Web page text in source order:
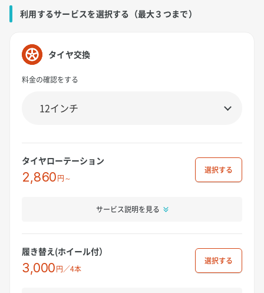
利用するサービスを選択する（最大３つまで）
タイヤ交換
料金の確認をする
タイヤローテーション
2,860円～
選択
サービス説明を見る
履き替え(ホイール付）
3,000円／4本
選択